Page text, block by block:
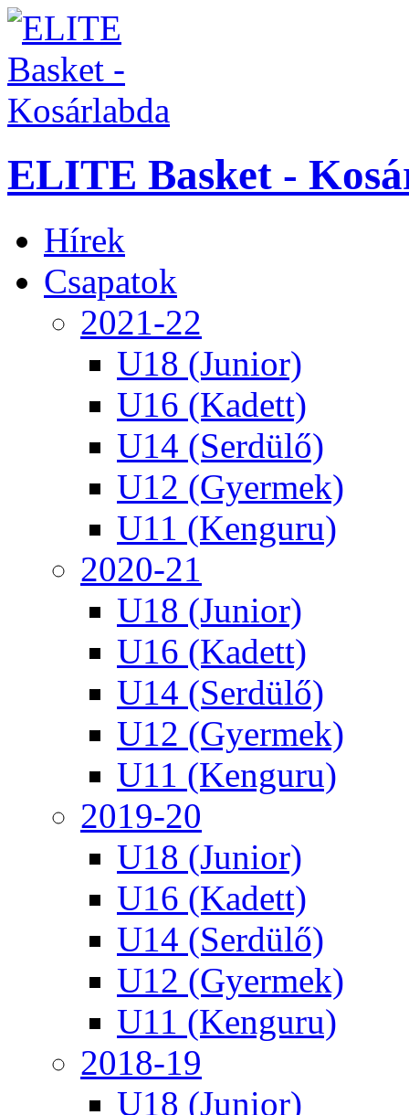
ELITE Basket -
Hírek
Csapatok
2021-22
U18 (Junior)
U16 (Kadett)
U14 (Serdülő)
U12 (Gyermek)
U11 (Kenguru)
2020-21
U18 (Junior)
U16 (Kadett)
U14 (Serdülő)
U12 (Gyermek)
U11 (Kenguru)
2019-20
U18 (Junior)
U16 (Kadett)
U14 (Serdülő)
U12 (Gyermek)
U11 (Kenguru)
2018-19
U18 (Junior)